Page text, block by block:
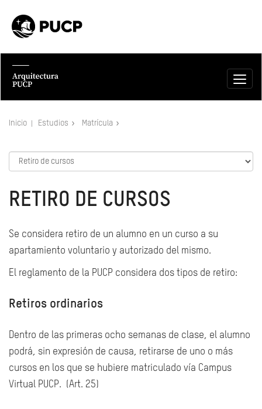
Inicio Estudios Matrícula
RETIRO DE CURSOS
Se considera retiro de un alumno en un curso a su
apartamiento voluntario y autorizado del mismo.
El reglamento de la PUCP considera dos tipos de retiro:
Retiros ordinarios
Dentro de las primeras ocho semanas de clase, el alumno
podrá, sin expresión de causa, retirarse de uno o más
cursos en los que se hubiere matriculado vía Campus
Virtual PUCP. (Art. 25)